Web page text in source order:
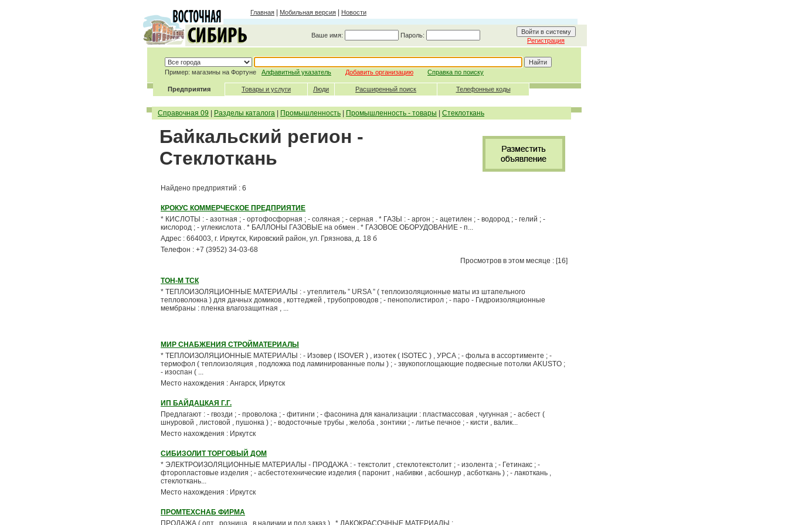
Главная Мобильная версия Новости
Ваше имя: Пароль:
Регистрация
Пример: магазины на Фортуне Алфавитный указатель Добавить организацию Справка по поиску
Предприятия Товары и услуги Люди Расширенный поиск Телефонные коды
Справочная 09 Разделы каталога Промышленность Промышленность - товары Стеклоткань
Байкальский регион -
Стеклоткань
Найдено предприятий : 6
КРОКУС КОММЕРЧЕСКОЕ ПРЕДПРИЯТИЕ
* КИСЛОТЫ : - азотная ; - ортофосфорная ; - соляная ; - серная . * ГАЗЫ : - аргон ; - ацетилен ; - водород ; - гелий ; -
кислород ; - углекислота . * БАЛЛОНЫ ГАЗОВЫЕ на обмен . * ГАЗОВОЕ ОБОРУДОВАНИЕ - п...
Адрес : 664003, г. Иркутск, Кировский район, ул. Грязнова, д. 18 б
Телефон : +7 (3952) 34-03-68
Просмотров в этом месяце : [16]
ТОН-М ТСК
* ТЕПЛОИЗОЛЯЦИОННЫЕ МАТЕРИАЛЫ : - утеплитель ” URSA ” ( теплоизоляционные маты из штапельного
тепловолокна ) для дачных домиков , коттеджей , трубопроводов ; - пенополистирол ; - паро - Гидроизоляционные
мембраны : пленка влагозащитная , ...
МИР СНАБЖЕНИЯ СТРОЙМАТЕРИАЛЫ
* ТЕПЛОИЗОЛЯЦИОННЫЕ МАТЕРИАЛЫ : - Изовер ( ISOVER ) , изотек ( ISOTEC ) , УРСА ; - фольга в ассортименте ; -
термофол ( теплоизоляция , подложка под ламинированные полы ) ; - звукопоглощающие подвесные потолки AKUSTO ;
- изоспан ( ...
Место нахождения : Ангарск, Иркутск
ИП БАЙДАЦКАЯ Г.Г.
Предлагают : - гвозди ; - проволока ; - фитинги ; - фасонина для канализации : пластмассовая , чугунная ; - асбест (
шнуровой , листовой , пушонка ) ; - водосточные трубы , желоба , зонтики ; - литье печное ; - кисти , валик...
Место нахождения : Иркутск
СИБИЗОЛИТ ТОРГОВЫЙ ДОМ
* ЭЛЕКТРОИЗОЛЯЦИОННЫЕ МАТЕРИАЛЫ - ПРОДАЖА : - текстолит , стеклотекстолит ; - изолента ; - Гетинакс ; -
фторопластовые изделия ; - асбестотехнические изделия ( паронит , набивки , асбошнур , асботкань ) ; - лакоткань ,
стеклоткань...
Место нахождения : Иркутск
ПРОМТЕХСНАБ ФИРМА
ПРОДАЖА ( опт , розница , в наличии и под заказ ) . * ЛАКОКРАСОЧНЫЕ МАТЕРИАЛЫ :